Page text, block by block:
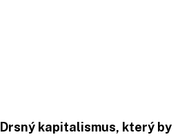
Drsný kapitalismus, který by